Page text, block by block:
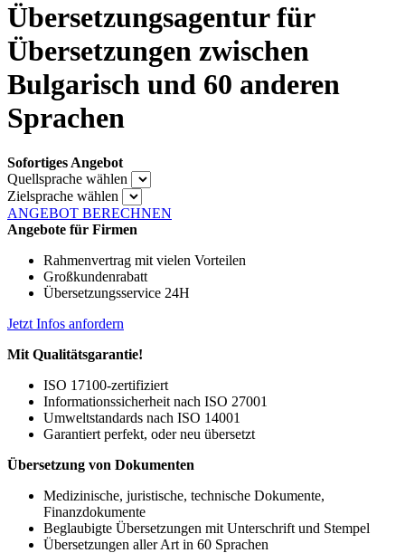
Übersetzungsagentur für
Übersetzungen zwischen
Bulgarisch und 60 anderen
Sprachen
Sofortiges Angebot
Quellsprache wählen
Zielsprache wählen
ANGEBOT BERECHNEN
Angebote für Firmen
Rahmenvertrag mit vielen Vorteilen
Großkundenrabatt
Übersetzungsservice 24H
Jetzt Infos anfordern
Mit Qualitätsgarantie!
ISO 17100-zertifiziert
Informationssicherheit nach ISO 27001
Umweltstandards nach ISO 14001
Garantiert perfekt, oder neu übersetzt
Übersetzung von Dokumenten
Medizinische, juristische, technische Dokumente,
Finanzdokumente
Beglaubigte Übersetzungen mit Unterschrift und Stempel
Übersetzungen aller Art in 60 Sprachen